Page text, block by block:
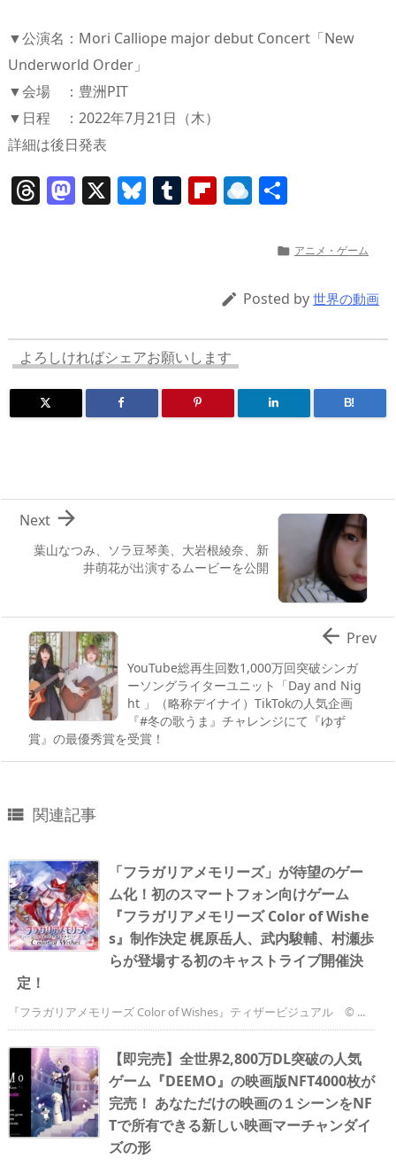
▼公演名：Mori Calliope major debut Concert「New
Underworld Order」
▼会場 ：豊洲PIT
▼日程 ：2022年7月21日（木）
詳細は後日発表
T
s
M
o
n
X Bl T Fl
ar
d
R
ro
p.
 アニメ・ゲーム
 Posted by 世界の動画
よろしければシェアお願いします
B!
葉山なつみ、ソラ豆琴美、大岩根綾奈、新
井萌花が出演するムービーを公開

Next
YouTube総再生回数1,000万回突破シンガ
ーソングライターユニット「Day and Nig
ht 」（略称デイナイ）TikTokの人気企画
『#冬の歌うま』チャレンジにて『ゆず
賞』の最優秀賞を受賞！
 Prev
 関連記事
「フラガリアメモリーズ」が待望のゲー
ム化！初のスマートフォン向けゲーム
『フラガリアメモリーズ Color of Wishe
s』制作決定 梶原岳人、武内駿輔、村瀬歩
らが登場する初のキャストライブ開催決
定！
『フラガリアメモリーズ Color of Wishes』ティザービジュアル © ...
【即完売】全世界2,800万DL突破の人気
ゲーム『DEEMO』の映画版NFT4000枚が
完売！ あなただけの映画の１シーンをNF
Tで所有できる新しい映画マーチャンダイ
ズの形